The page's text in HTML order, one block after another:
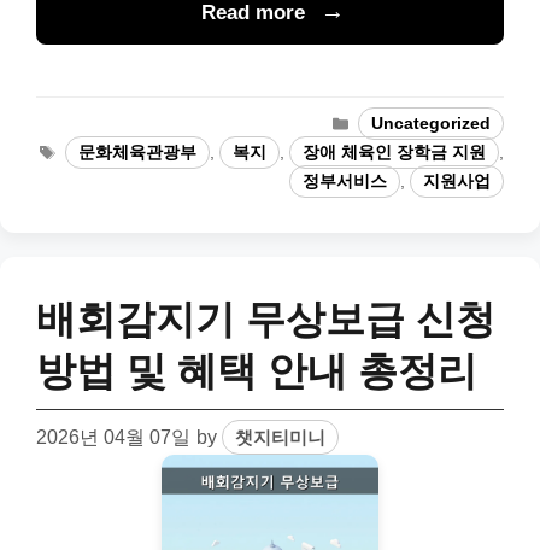
Read more
Categories
Uncategorized
Tags문화체육관광부 , 복지 , 장애 체육인 장학금 지원
,
정부서비스
, 지원사업
배회감지기 무상보급 신청
방법 및 혜택 안내 총정리
2026년 04월 07일 by 챗지티미니